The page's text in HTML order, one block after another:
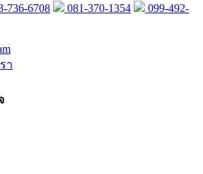
736-6708 081-370-1354
099-492-
า